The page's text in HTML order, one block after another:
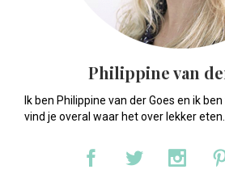
Philippine van
Ik ben Philippine van der Goes en ik
vind je overal waar het over lekker eten...